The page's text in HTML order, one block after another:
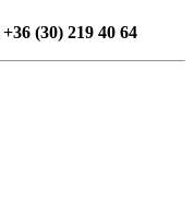
+36 (30) 219 40 64